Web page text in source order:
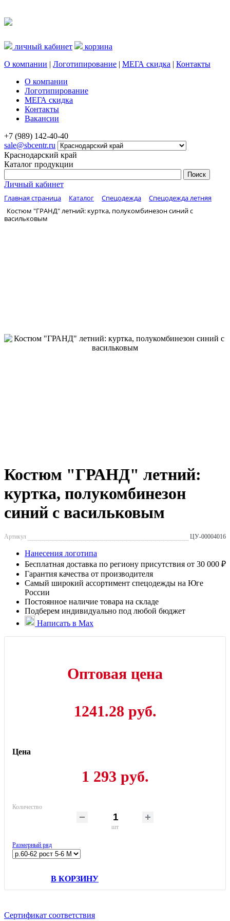
личный кабинет
корзина
О компании | Логотипирование | МЕГА скидка | Контакты
О компании
Логотипирование
МЕГА скидка
Контакты
Вакансии
+7 (989) 142-40-40
sale@sbcentr.ru
Краснодарский край
Каталог продукции
Личный кабинет
Главная страница Каталог Спецодежда
Спецодежда летняя
Костюм "ГРАНД" летний: куртка, полукомбинезон синий с
васильковым
Костюм "ГРАНД" летний:
куртка, полукомбинезон
синий с васильковым
Артикул ЦУ-00004016
Нанесения логотипа
Бесплатная доставка по региону присутствия от 30 000 ₽
Гарантия качества от производителя
Самый широкий ассортимент спецодежды на Юге
России
Постоянное наличие товара на складе
Подберем индивидуально под любой бюджет
Написать в Max
Оптовая цена
1241.28 руб.
Цена
1 293 руб.
Количество
шт
Размерный ряд
В КОРЗИНУ
Сертификат соответствия